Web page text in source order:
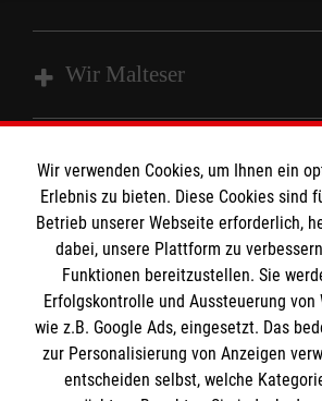
Wir Malteser
Das MBZ Westfalen
Spenden
Wir Malteser
Informationen
Downloads
Kontakt
Impressum
Datenschutz
Malteser online
Wir verwenden Cookies, um Ihnen ein
Erlebnis zu bieten. Diese Cookies sind
Betrieb unserer Webseite erforderlich,
dabei, unsere Plattform zu
Funktionen bereitzustellen. Sie
Erfolgskontrolle und Aussteuerung von
wie z.B. Google Ads, eingesetzt. Das
zur Personalisierung von Anzeigen
entscheiden selbst, welche